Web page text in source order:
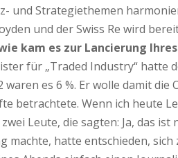
und Strategiethemen
und der Swiss Re wird
kam es zur Lancierung
für „Traded Industry“ hatte
waren es 6 %. Er wolle damit
betrachtete. Wenn ich heute
Leute, die sagten: Ja, das
machte, hatte entschieden,